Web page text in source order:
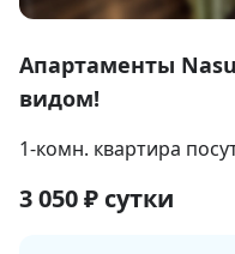
1
of
Апартаменты
видом!
1-комн. квартира
3 050₽ сутки